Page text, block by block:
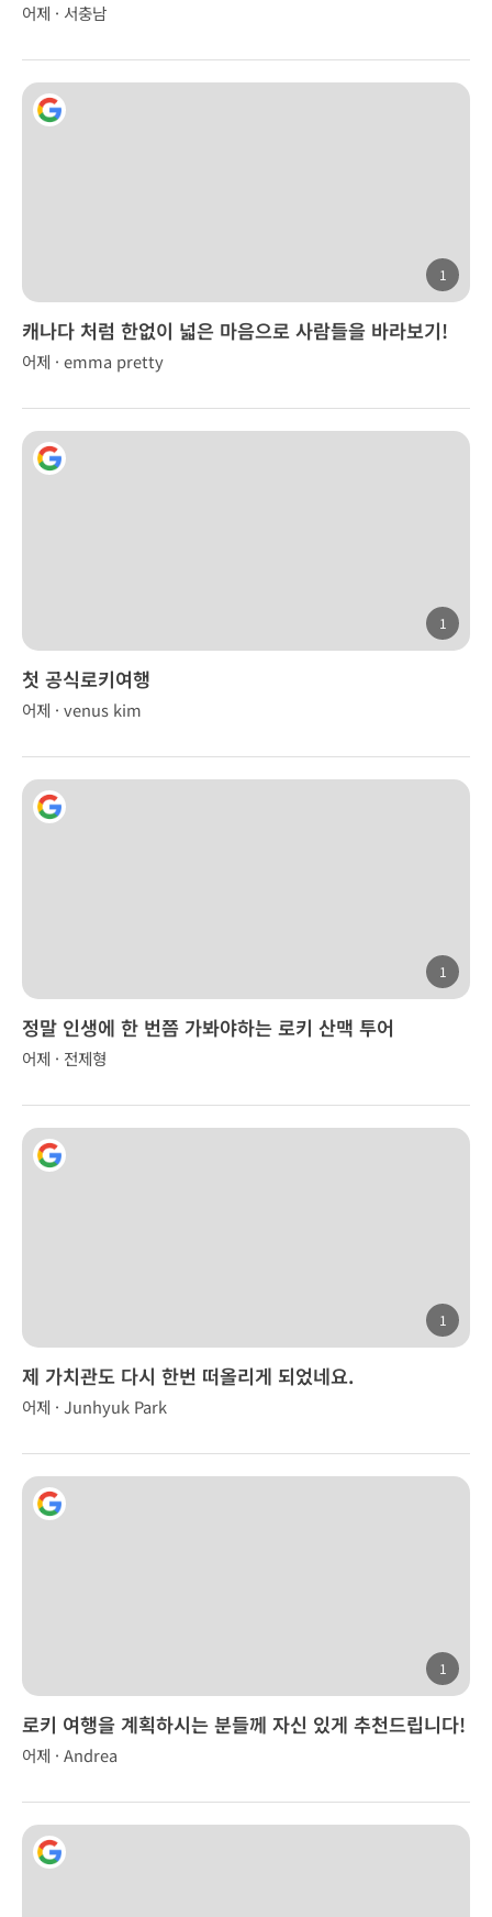
어제 · 서충남
1
캐나다 처럼 한없이 넓은 마음으로 사람들을 바라보기!
어제 · emma pretty
1
첫 공식로키여행
어제 · venus kim
1
정말 인생에 한 번쯤 가봐야하는 로키 산맥 투어
어제 · 전제형
1
제 가치관도 다시 한번 떠올리게 되었네요.
어제 · Junhyuk Park
1
로키 여행을 계획하시는 분들께 자신 있게 추천드립니다!
어제 · Andrea